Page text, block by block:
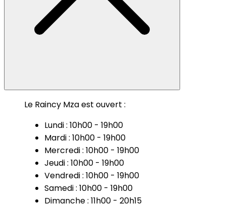
Le Raincy Mza est ouvert :
Lundi : 10h00 - 19h00
Mardi : 10h00 - 19h00
Mercredi : 10h00 - 19h00
Jeudi : 10h00 - 19h00
Vendredi : 10h00 - 19h00
Samedi : 10h00 - 19h00
Dimanche : 11h00 - 20h15